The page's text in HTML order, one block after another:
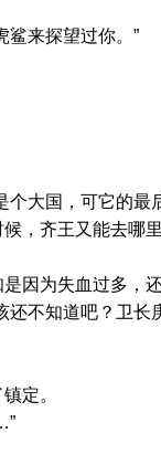
来探望过你。”
大国，可它的最
，齐王又能去哪
为失血过多，还
不知道吧？卫长
定。